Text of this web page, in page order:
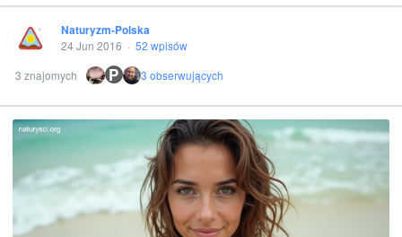
Naturyzm-Polska
24 Jun 2016 · 52 wpisów
3 znajomych
P 3 obserwujących